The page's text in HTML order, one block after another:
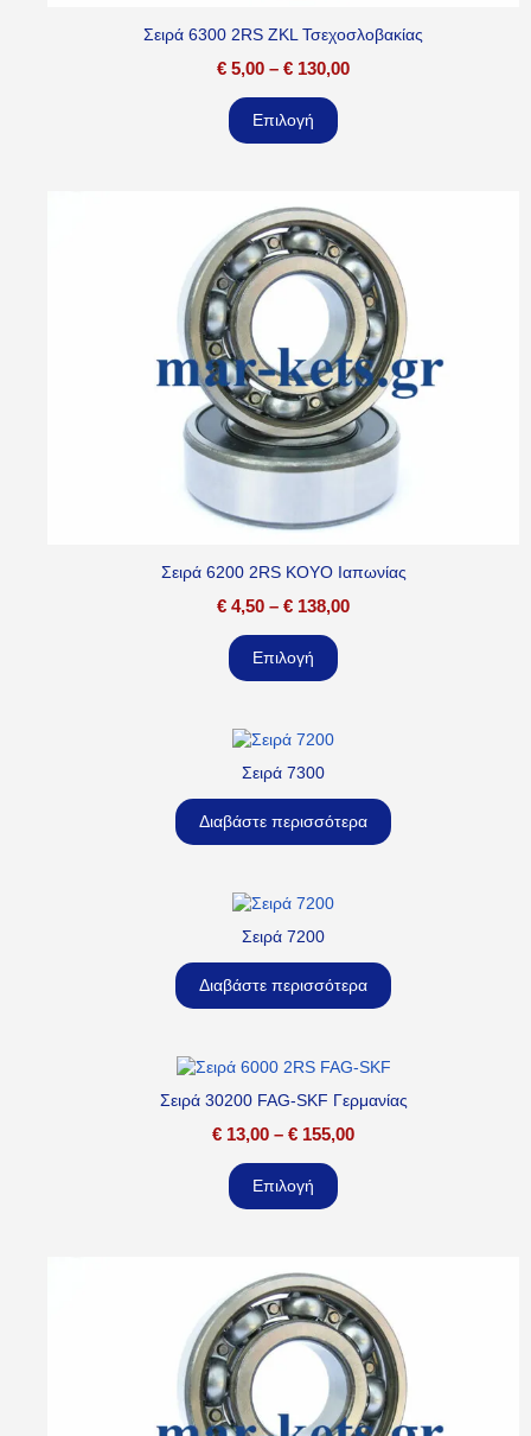
Σειρά 6300 2RS ZKL Τσεχοσλοβακίας
€ 5,00 – € 130,00
Επιλογή
Σειρά 6200 2RS KOYO Ιαπωνίας
€ 4,50 – € 138,00
Επιλογή
Σειρά 7300
Διαβάστε περισσότερα
Σειρά 7200
Διαβάστε περισσότερα
Σειρά 30200 FAG-SKF Γερμανίας
€ 13,00 – € 155,00
Επιλογή